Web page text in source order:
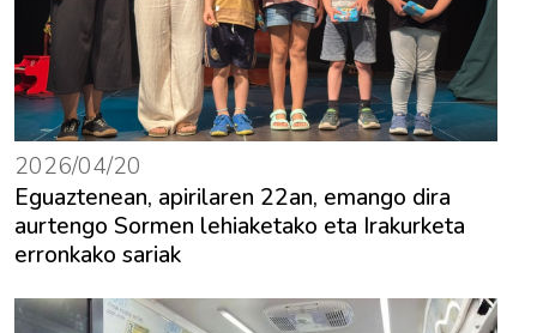
2026/04/20
Eguaztenean, apirilaren 22an, emango dira
aurtengo Sormen lehiaketako eta Irakurketa
erronkako sariak